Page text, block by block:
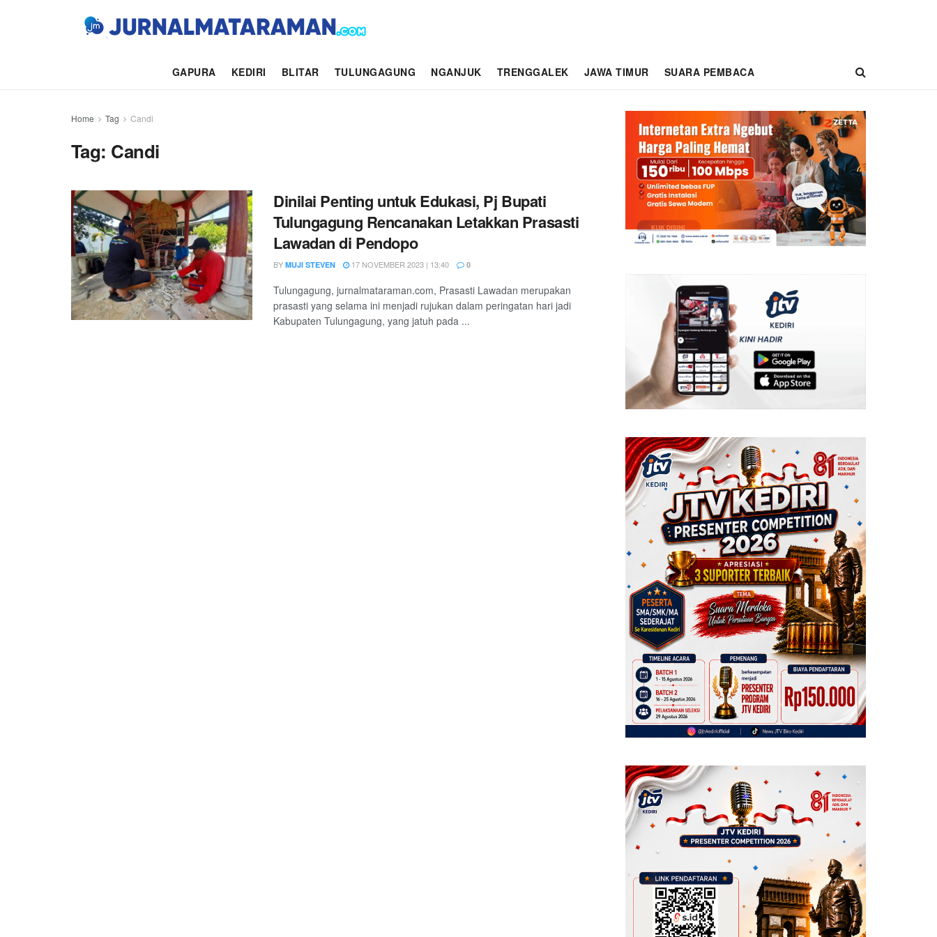
GAPURA KEDIRI BLITAR TULUNGAGUNG NGANJUK TRENGGALEK JAWA TIMUR SUARA PEMBACA
Home Tag Candi
Tag: Candi
Dinilai Penting untuk Edukasi, Pj Bupati
Tulungagung Rencanakan Letakkan Prasasti
Lawadan di Pendopo
BY MUJI STEVEN 17 NOVEMBER 2023 | 13:40 0
Tulungagung, jurnalmataraman.com, Prasasti Lawadan merupakan
prasasti yang selama ini menjadi rujukan dalam peringatan hari jadi
Kabupaten Tulungagung, yang jatuh pada ...